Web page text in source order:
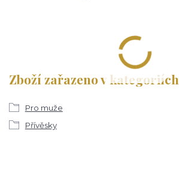
Zboží zařazeno v kategoriích
Pro muže
Přívěsky